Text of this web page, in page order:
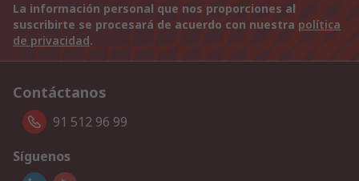
La información personal que nos proporciones al
suscribirte se procesará de acuerdo con nuestra política
de privacidad.
Contáctanos
91 512 96 99
Síguenos